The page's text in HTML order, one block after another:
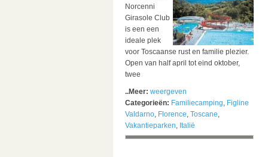
Norcenni
Girasole Club
is een een
ideale plek
voor Toscaanse rust en familie plezier.
Open van half april tot eind oktober,
twee
..Meer: weergeven
Categorieën: Familiecamping, Figline
Valdarno, Florence, Toscane,
Vakantieparken, Italië